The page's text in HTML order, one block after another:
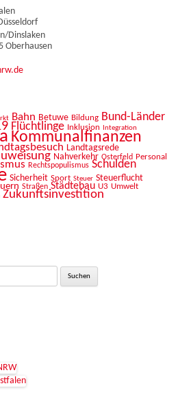
Dinslaken
Oberhausen
Bahn Betuwe Bildung Bund-Länder
Flüchtlinge Inklusion Integration
Kommunalfinanzen
Landtagsrede
Nahverkehr Osterfeld Personal
Rechtspopulismus Schulden
Sicherheit Sport Steuer Steuerflucht
Straßen Städtebau U3 Umwelt
Zukunftsinvestition